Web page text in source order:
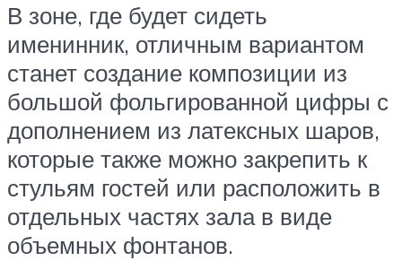
В зоне, где будет сидеть
именинник, отличным вариантом
станет создание композиции из
большой фольгированной цифры с
дополнением из латексных шаров,
которые также можно закрепить к
стульям гостей или расположить в
отдельных частях зала в виде
объемных фонтанов.